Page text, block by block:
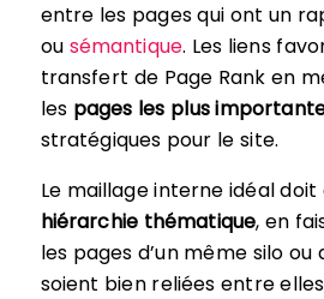
entre les pages qui ont un
ou sémantique. Les liens
transfert de Page Rank en
les pages les plus
stratégiques pour le site.
Le maillage interne idéal
hiérarchie thématique, en
les pages d’un même silo ou
soient bien reliées entre